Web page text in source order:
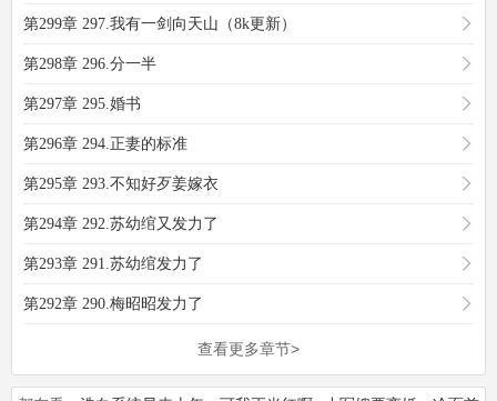
第299章 297.我有一剑向天山（8k更新）
第298章 296.分一半
第297章 295.婚书
第296章 294.正妻的标准
第295章 293.不知好歹姜嫁衣
第294章 292.苏幼绾又发力了
第293章 291.苏幼绾发力了
第292章 290.梅昭昭发力了
查看更多章节>